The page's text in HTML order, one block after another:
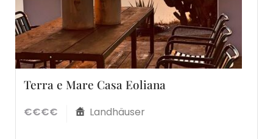
Terra e Mare Casa Eoliana
€€€€ Landhäuser